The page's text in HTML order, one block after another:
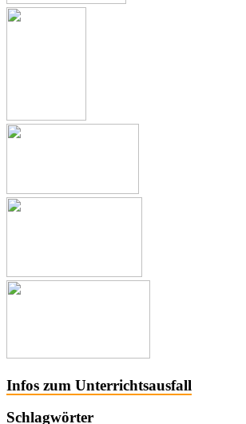
Infos zum Unterrichtsausfall
Schlagwörter